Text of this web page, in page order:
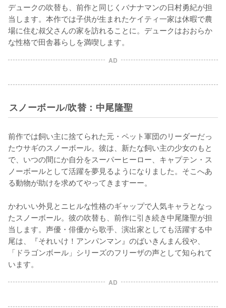
デュークの吹替も、前作と同じくバナナマンの日村勇紀が担
当します。本作では子供が生まれたケイティ一家は休暇で農
場に住む叔父さんの家を訪れることに。デュークはおおらか
な性格で田舎暮らしを満喫します。
AD
スノーボール/吹替：中尾隆聖
前作では飼い主に捨てられた元・ペット軍団のリーダーだっ
たウサギのスノーボール。彼は、新たな飼い主の少女のもと
で、いつの間にか自分をスーパーヒーロー、キャプテン・ス
ノーボールとして活躍を夢見るようになりました。そこへあ
る動物が助けを求めてやってきますーー。
かわいい外見とニヒルな性格のギャップで人気キャラとなっ
たスノーボール。彼の吹替も、前作に引き続き中尾隆聖が担
当します。声優・俳優から歌手、演出家としても活躍する中
尾は、『それいけ！アンパンマン』のばいきんまん役や、
「ドラゴンボール」シリーズのフリーザの声として知られて
います。
AD